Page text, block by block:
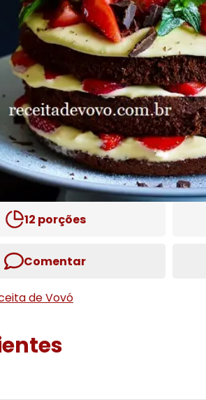
12 porções
Comentar
de Vovó